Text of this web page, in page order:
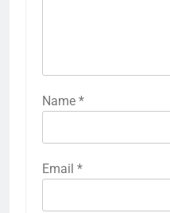
Name *
Email *